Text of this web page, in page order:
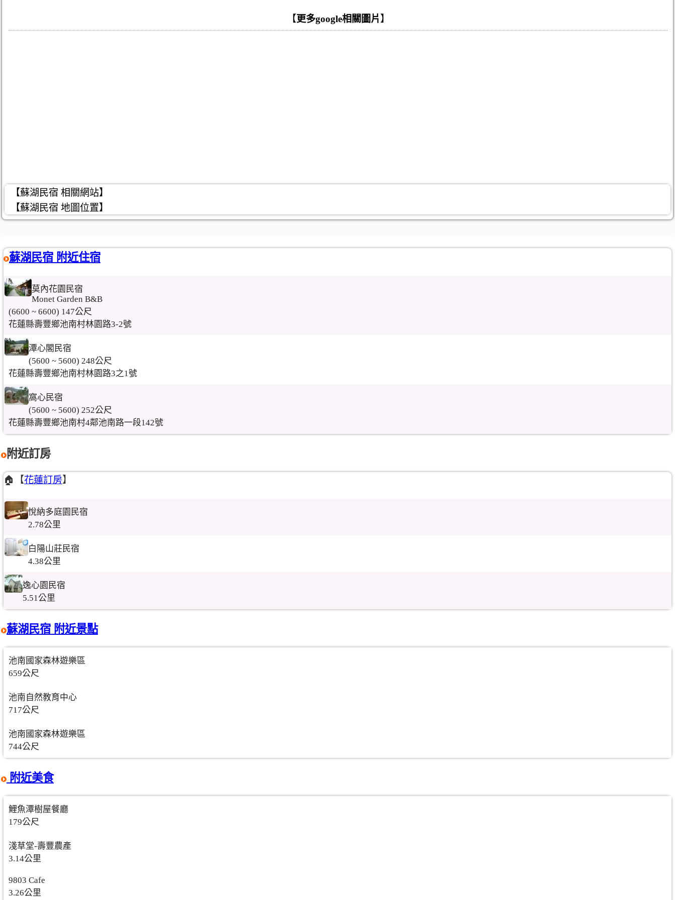
【 更多google相關圖片 】
【蘇湖民宿 相關網站】
【蘇湖民宿 地圖位置】
蘇湖民宿 附近住宿
莫內花園民宿
Monet Garden B&B
(6600 ~ 6600) 147公尺
花蓮縣壽豐鄉池南村林園路3-2號
潭心閣民宿
(5600 ~ 5600) 248公尺
花蓮縣壽豐鄉池南村林園路3之1號
窩心民宿
(5600 ~ 5600) 252公尺
花蓮縣壽豐鄉池南村4鄰池南路一段142號
附近訂房
🏠【花蓮訂房】
悅納多庭園民宿
2.78公里
白陽山莊民宿
4.38公里
逸心園民宿
5.51公里
蘇湖民宿 附近景點
池南國家森林遊樂區
659公尺
池南自然教育中心
717公尺
池南國家森林遊樂區
744公尺
附近美食
鯉魚潭樹屋餐廳
179公尺
淺草堂-壽豐農產
3.14公里
9803 Cafe
3.26公里